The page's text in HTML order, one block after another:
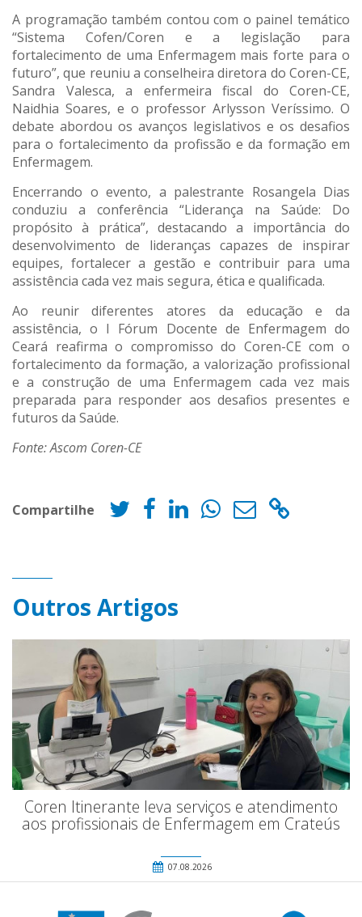
A programação também contou com o painel temático
“Sistema Cofen/Coren e a legislação para
fortalecimento de uma Enfermagem mais forte para o
futuro”, que reuniu a conselheira diretora do Coren-CE,
Sandra Valesca, a enfermeira fiscal do Coren-CE,
Naidhia Soares, e o professor Arlysson Veríssimo. O
debate abordou os avanços legislativos e os desafios
para o fortalecimento da profissão e da formação em
Enfermagem.
Encerrando o evento, a palestrante Rosangela Dias
conduziu a conferência “Liderança na Saúde: Do
propósito à prática”, destacando a importância do
desenvolvimento de lideranças capazes de inspirar
equipes, fortalecer a gestão e contribuir para uma
assistência cada vez mais segura, ética e qualificada.
Ao reunir diferentes atores da educação e da
assistência, o I Fórum Docente de Enfermagem do
Ceará reafirma o compromisso do Coren-CE com o
fortalecimento da formação, a valorização profissional
e a construção de uma Enfermagem cada vez mais
preparada para responder aos desafios presentes e
futuros da Saúde.
Fonte: Ascom Coren-CE
Compartilhe
Outros Artigos
Coren Itinerante leva serviços e atendimento
aos profissionais de Enfermagem em Crateús
07.08.2026